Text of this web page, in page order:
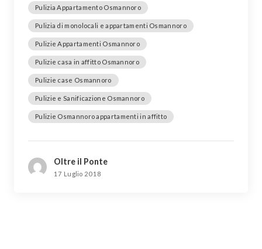
Pulizia Appartamento Osmannoro
Pulizia di monolocali e appartamenti Osmannoro
Pulizie Appartamenti Osmannoro
Pulizie casa in affitto Osmannoro
Pulizie case Osmannoro
Pulizie e Sanificazione Osmannoro
Pulizie Osmannoro appartamenti in affitto
Oltre il Ponte
17 Luglio 2018